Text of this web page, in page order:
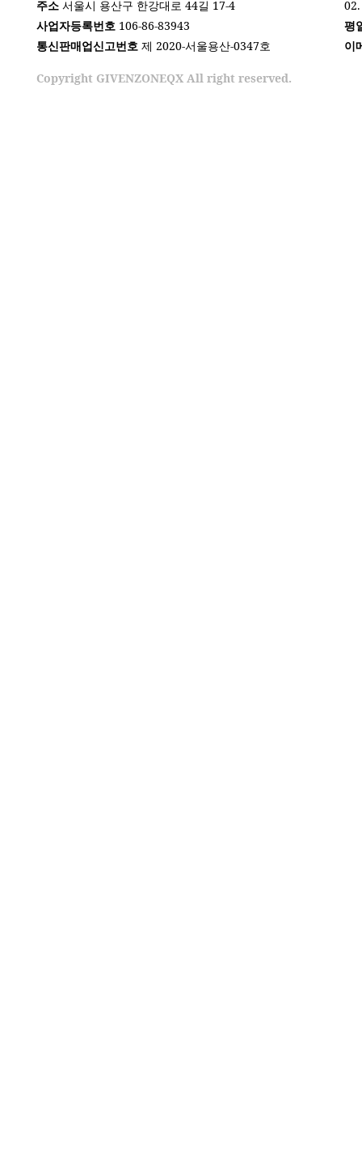
주소 서울시 용산구 한강대로 44길 17-4
사업자등록번호 106-86-83943
통신판매업신고번호 제 2020-서울용산-0347호
Copyright GIVENZONEQX All right reserved.
평
이